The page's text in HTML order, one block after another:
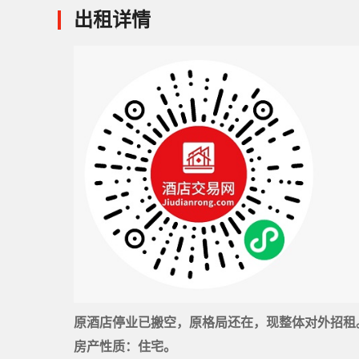
出租详情
原酒店停业已搬空，原格局还在，现整体对外招租
房产性质：住宅。